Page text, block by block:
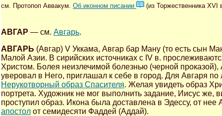
см. Протопоп Аввакум. Об иконном писании (из Торжественника XVI
АВГАР — см. Авгарь.
АВГАРЬ (Авгар) V Уккама, Авгар бар Ману (то есть сын
Малой Азии. В сирийских источниках с IV в.
Христом. Болея неизлечимой болезнью (черной
уверовал в Него, приглашал к себе в город. Для Авгаря
Нерукотворный образ Спасителя. Желая увидеть образ
портрета. Художник не мог выполнить задание, Иисус же,
проступил образ. Икона была доставлена в Эдессу, от
апостол от семидесяти Фаддей (Аддай).